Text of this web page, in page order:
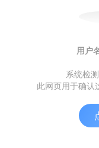
用户
系统检
此网页用于确认